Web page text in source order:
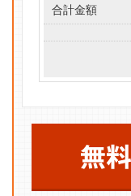
合計金額